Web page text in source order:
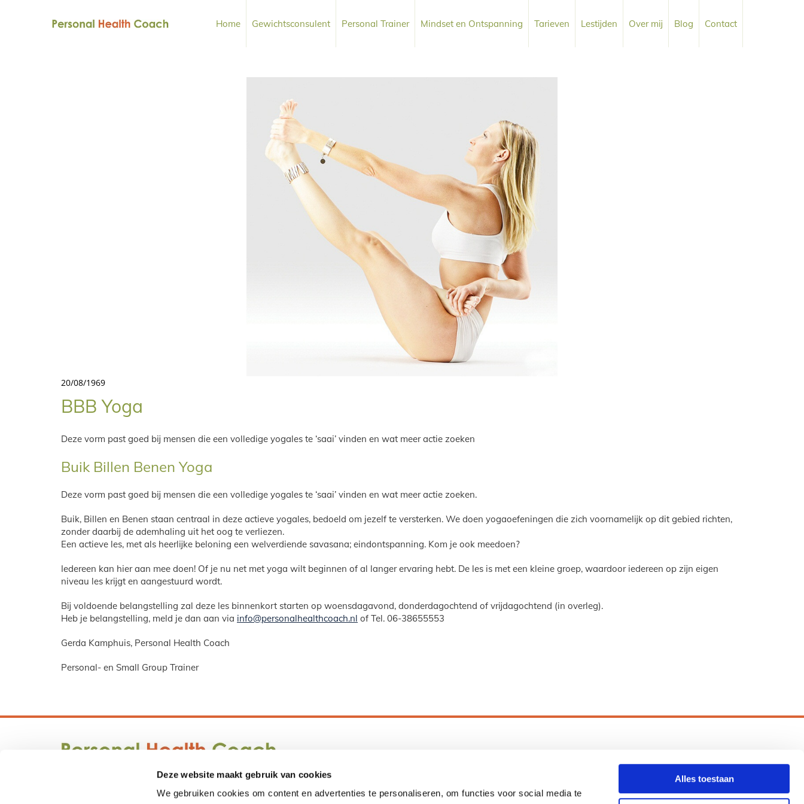
Deze website maakt gebruik van cookies
We gebruiken cookies om content en advertenties te personaliseren, om functies voor social media te
Alles toestaan
Home Gewichtsconsulent Personal Trainer Mindset en Ontspanning Tarieven Lestijden Over mij Blog Contact
20/08/1969
BBB Yoga
Deze vorm past goed bij mensen die een volledige yogales te ‘saai’ vinden en wat meer actie zoeken
Buik Billen Benen Yoga
Deze vorm past goed bij mensen die een volledige yogales te ‘saai’ vinden en wat meer actie zoeken.
Buik, Billen en Benen staan centraal in deze actieve yogales, bedoeld om jezelf te versterken. We doen yogaoefeningen die zich voornamelijk op dit gebied richten,
zonder daarbij de ademhaling uit het oog te verliezen.
Een actieve les, met als heerlijke beloning een welverdiende savasana; eindontspanning. Kom je ook meedoen?
Iedereen kan hier aan mee doen! Of je nu net met yoga wilt beginnen of al langer ervaring hebt. De les is met een kleine groep, waardoor iedereen op zijn eigen
niveau les krijgt en aangestuurd wordt.
Bij voldoende belangstelling zal deze les binnenkort starten op woensdagavond, donderdagochtend of vrijdagochtend (in overleg).
Heb je belangstelling, meld je dan aan via info@personalhealthcoach.nl of Tel. 06-38655553
Gerda Kamphuis, Personal Health Coach
Personal- en Small Group Trainer
BTW-nummer
Bankrekeningnummer: NL26 KNAB
Personal Health Coach
06 386 55 553